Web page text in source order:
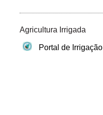
Agricultura Irrigada
Portal de Irrigação